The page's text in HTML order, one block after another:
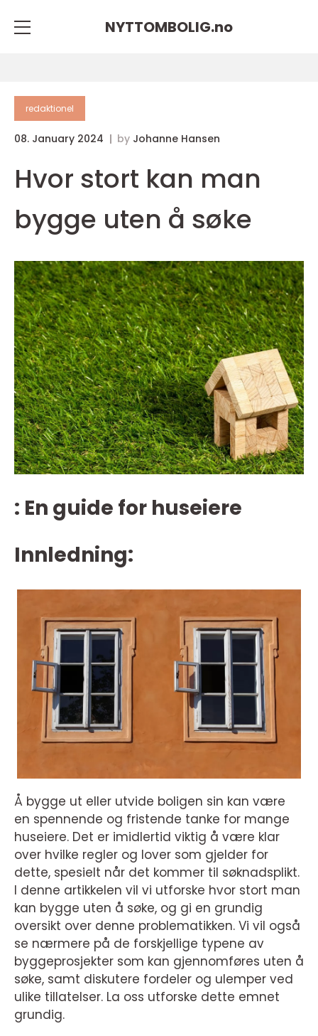
NYTTOMBOLIG.no
redaktionel
08. January 2024 by Johanne Hansen
Hvor stort kan man
bygge uten å søke
: En guide for huseiere
Innledning:
Å bygge ut eller utvide boligen sin kan være
en spennende og fristende tanke for mange
huseiere. Det er imidlertid viktig å være klar
over hvilke regler og lover som gjelder for
dette, spesielt når det kommer til søknadsplikt.
I denne artikkelen vil vi utforske hvor stort man
kan bygge uten å søke, og gi en grundig
oversikt over denne problematikken. Vi vil også
se nærmere på de forskjellige typene av
byggeprosjekter som kan gjennomføres uten å
søke, samt diskutere fordeler og ulemper ved
ulike tillatelser. La oss utforske dette emnet
grundig.